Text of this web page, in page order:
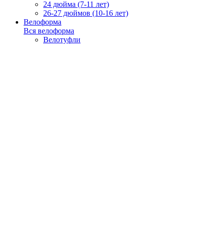
24 дюйма (7-11 лет)
26-27 дюймов (10-16 лет)
Велоформа
Вся велоформа
Велотуфли